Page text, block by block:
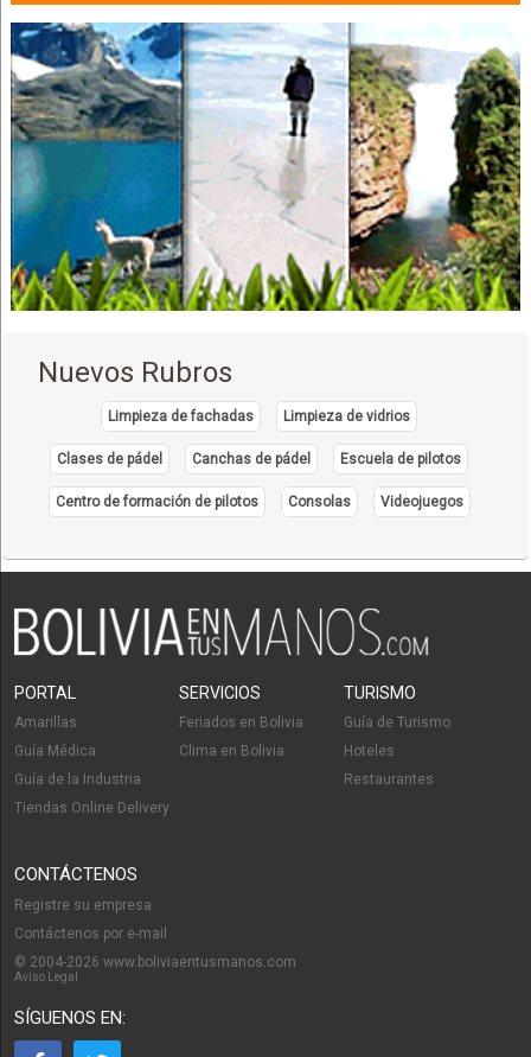
Médicos Odontólogos
Odontología Integral
Odontología Estética
Ortodoncia
Odontología
Cirujano dental
Comida Nacional
Restaurantes
Restaurantes: Comida Internacional
Restaurantes: Pescados y Mariscos
Restaurantes: Comida Criolla
Pescado a la Plancha
Médicos Cirujanos Generales y Laparoscópicos
Nuevos Rubros
Limpieza de fachadas Limpieza de vidrios
Clases de pádel Canchas de pádel Escuela de pilotos
Centro de formación de pilotos Consolas Videojuegos
PORTAL
Amarillas
Guía Médica
Guía de la Industria
Tiendas Online Delivery
SERVICIOS
Feriados en Bolivia
Clima en Bolivia
TURISMO
Guía de Turismo
Hoteles
Restaurantes
CONTÁCTENOS
Registre su empresa
Contáctenos por e-mail
© 2004-2026 www.boliviaentusmanos.com
Aviso Legal
SÍGUENOS EN: